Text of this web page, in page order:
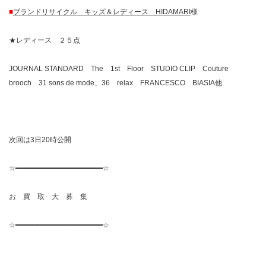
■ブランドリサイクル キッズ＆レディース HIDAMARI様
★レディース ２５点
JOURNAL STANDARD The 1st Floor STUDIO CLIP Couture
brooch 31 sons de mode、36 relax FRANCESCO BIASIA他
次回は3日20時公開
☆━━━━━━━━━━━━━━━━━━━━━☆
お 買 取 大 募 集
☆━━━━━━━━━━━━━━━━━━━━━☆